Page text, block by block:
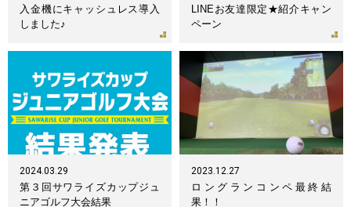
入金機にキャッシュレス導入
しました♪
LINEお友達限定★紹介キャン
ペーン
2024.03.29
第３回サワライズカップジュ
ニアゴルフ大会結果
2023.12.27
ロングランコンペ最終結
果！！